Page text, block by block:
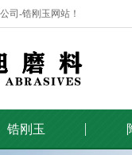
司-锆刚玉网站！
锆刚玉